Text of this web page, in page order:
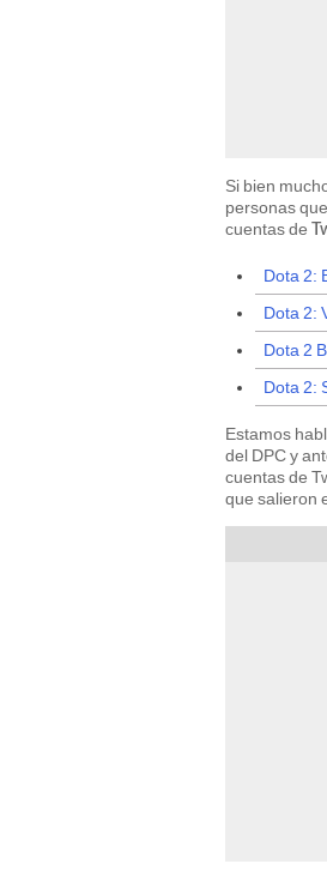
Si bien
personas
cuentas de
Dota 2:
Dota 2:
Dota 2
Dota 2:
Estamos
del DPC y
cuentas de
que salieron